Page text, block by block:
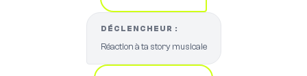
DÉCLENCHEUR :
Réaction à ta story musicale